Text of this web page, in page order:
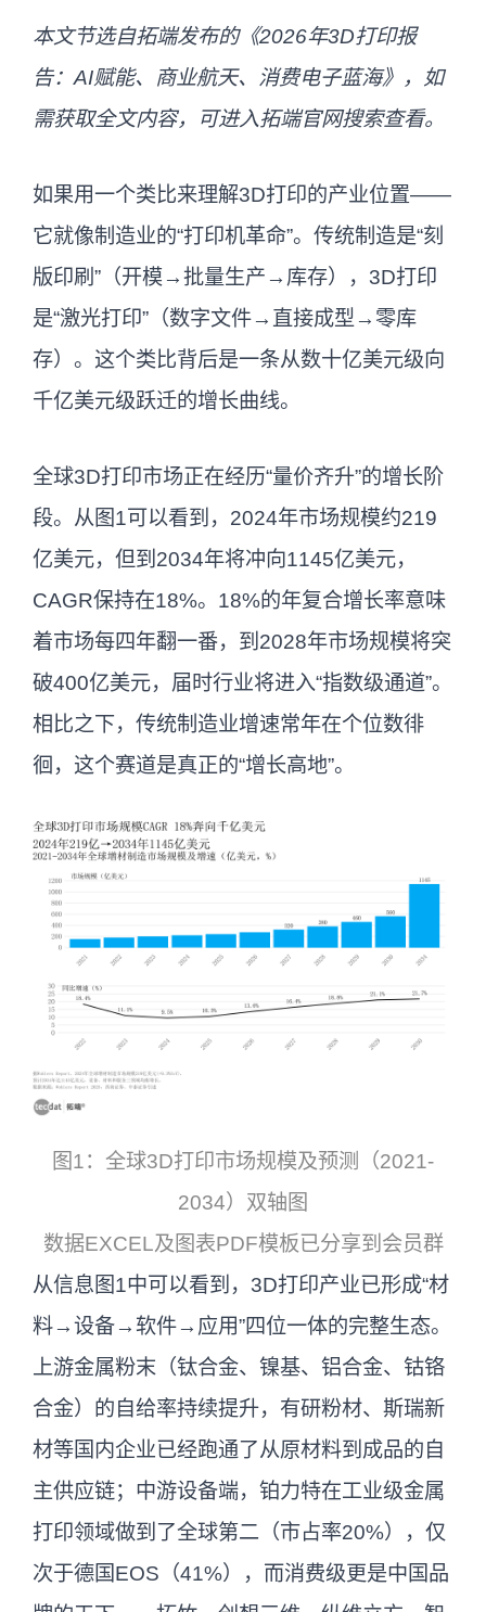
逐层堆积材料构建三维物体的数字化制造
技术，涵盖消费级FDM到工业级SLM/DED
等多种工艺路线，正从原型验证走向终端
美元。
本文节选自拓端发布的《2026年3D打印报
告：AI赋能、商业航天、消费电子蓝海》，如
需获取全文内容，可进入拓端官网搜索查看。
如果用一个类比来理解3D打印的产业位置——
它就像制造业的“打印机革命”。传统制造是“刻
版印刷”（开模→批量生产→库存），3D打印
是“激光打印”（数字文件→直接成型→零库
存）。这个类比背后是一条从数十亿美元级向
千亿美元级跃迁的增长曲线。
全球3D打印市场正在经历“量价齐升”的增长阶
段。从图1可以看到，2024年市场规模约219
亿美元，但到2034年将冲向1145亿美元，
CAGR保持在18%。18%的年复合增长率意味
着市场每四年翻一番，到2028年市场规模将突
破400亿美元，届时行业将进入“指数级通道”。
相比之下，传统制造业增速常年在个位数徘
徊，这个赛道是真正的“增长高地”。
图1：全球3D打印市场规模及预测（2021-
2034）双轴图
数据EXCEL及图表PDF模板已分享到会员群
从信息图1中可以看到，3D打印产业已形成“材
料→设备→软件→应用”四位一体的完整生态。
上游金属粉末（钛合金、镍基、铝合金、钴铬
合金）的自给率持续提升，有研粉材、斯瑞新
材等国内企业已经跑通了从原材料到成品的自
主供应链；中游设备端，铂力特在工业级金属
打印领域做到了全球第二（市占率20%），仅
次于德国EOS（41%），而消费级更是中国品